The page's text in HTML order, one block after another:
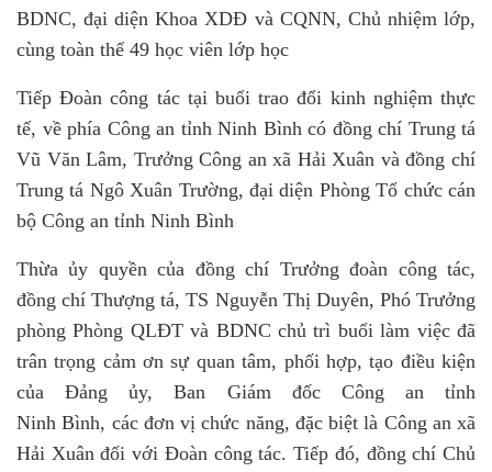
BDNC, đại diện Khoa XDĐ và CQNN, Chủ nhiệm lớp,
cùng toàn thể 49 học viên lớp học
Tiếp Đoàn công tác tại buổi trao đổi kinh nghiệm thực
tế, về phía Công an tỉnh Ninh Bình có đồng chí Trung tá
Vũ Văn Lâm, Trưởng Công an xã Hải Xuân và đồng chí
Trung tá Ngô Xuân Trường, đại diện Phòng Tổ chức cán
bộ Công an tỉnh Ninh Bình
Thừa ủy quyền của đồng chí Trưởng đoàn công tác,
đồng chí Thượng tá, TS Nguyễn Thị Duyên, Phó Trưởng
phòng Phòng QLĐT và BDNC chủ trì buổi làm việc đã
trân trọng cảm ơn sự quan tâm, phối hợp, tạo điều kiện
của Đảng ủy, Ban Giám đốc Công an tỉnh
Ninh Bình, các đơn vị chức năng, đặc biệt là Công an xã
Hải Xuân đối với Đoàn công tác. Tiếp đó, đồng chí Chủ